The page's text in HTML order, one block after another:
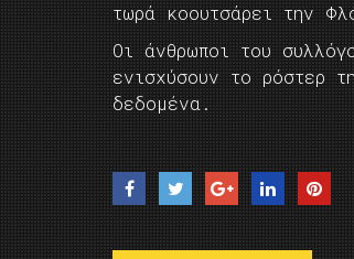
τωρά κοουτσάρει την
Οι άνθρωποι του
ενισχύσουν το ρόστερ
δεδομένα.